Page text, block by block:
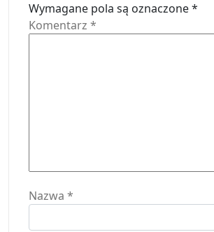
Wymagane pola są oznaczone*
Komentarz *
Nazwa *